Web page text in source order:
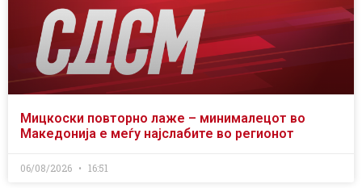
Мицкоски повторно лаже – минималецот во
Македонија е меѓу најслабите во регионот
06/08/2026 16:51